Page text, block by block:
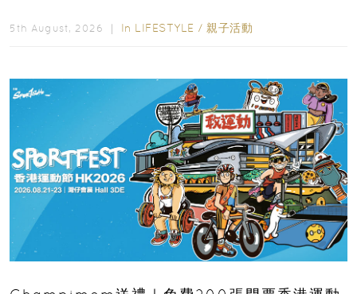
5th August, 2026 ｜ In LIFESTYLE / 親子活動